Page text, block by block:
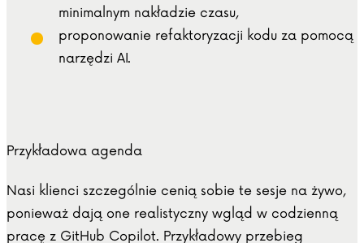
minimalnym nakładzie czasu,
proponowanie refaktoryzacji kodu za pomocą
narzędzi AI.
Przykładowa agenda
Nasi klienci szczególnie cenią sobie te sesje na żywo,
ponieważ dają one realistyczny wgląd w codzienną
pracę z GitHub Copilot. Przykładowy przebieg